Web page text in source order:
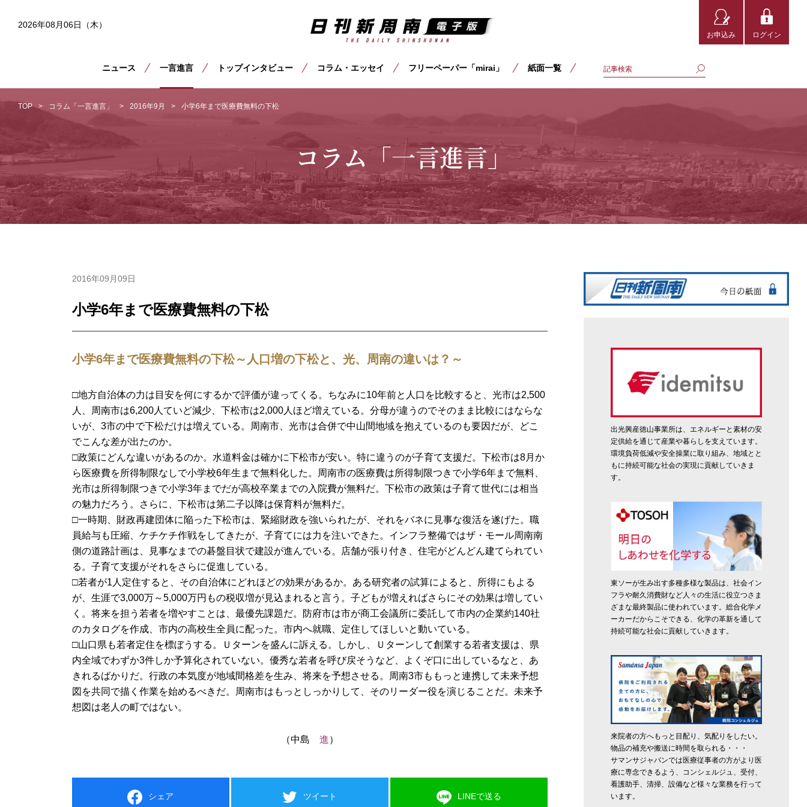
2026年08月06日（木）
お申込み ログイン
ニュース 一言進言 トップインタビュー コラム・エッセイ フリーペーパー「mirai」 紙面一覧
TOP コラム「一言進言」 2016年9月 小学6年まで医療費無料の下松
コラム「一言進言」
2016年09月09日
小学6年まで医療費無料の下松
小学6年まで医療費無料の下松～人口増の下松と、光、周南の違いは？～
□地方自治体の力は目安を何にするかで評価が違ってくる。ちなみに10年前と人口を比較すると、光市は2,500
人、周南市は6,200人ていど減少、下松市は2,000人ほど増えている。分母が違うのでそのまま比較にはならな
いが、3市の中で下松だけは増えている。周南市、光市は合併で中山間地域を抱えているのも要因だが、どこ
でこんな差が出たのか。
□政策にどんな違いがあるのか。水道料金は確かに下松市が安い。特に違うのが子育て支援だ。下松市は8月か
ら医療費を所得制限なしで小学校6年生まで無料化した。周南市の医療費は所得制限つきで小学6年まで無料、
光市は所得制限つきで小学3年までだが高校卒業までの入院費が無料だ。下松市の政策は子育て世代には相当
の魅力だろう。さらに、下松市は第二子以降は保育料が無料だ。
□一時期、財政再建団体に陥った下松市は、緊縮財政を強いられたが、それをバネに見事な復活を遂げた。職
員給与も圧縮、ケチケチ作戦をしてきたが、子育てには力を注いできた。インフラ整備ではザ・モール周南南
側の道路計画は、見事なまでの碁盤目状で建設が進んでいる。店舗が張り付き、住宅がどんどん建てられてい
る。子育て支援がそれをさらに促進している。
□若者が1人定住すると、その自治体にどれほどの効果があるか。ある研究者の試算によると、所得にもよる
が、生涯で3,000万～5,000万円もの税収増が見込まれると言う。子どもが増えればさらにその効果は増してい
く。将来を担う若者を増やすことは、最優先課題だ。防府市は市が商工会議所に委託して市内の企業約140社
のカタログを作成、市内の高校生全員に配った。市内へ就職、定住してほしいと動いている。
□山口県も若者定住を標ぼうする。Ｕターンを盛んに訴える。しかし、Ｕターンして創業する若者支援は、県
内全域でわずか3件しか予算化されていない。優秀な若者を呼び戻そうなど、よくぞ口に出しているなと、あ
きれるばかりだ。行政の本気度が地域間格差を生み、将来を予想させる。周南3市ももっと連携して未来予想
図を共同で描く作業を始めるべきだ。周南市はもっとしっかりして、そのリーダー役を演じることだ。未来予
想図は老人の町ではない。
（中島 進）
シェア ツイート LINEで送る
出光興産徳山事業所は、エネルギーと素材の安
定供給を通じて産業や暮らしを支えています。
環境負荷低減や安全操業に取り組み、地域とと
もに持続可能な社会の実現に貢献していきま
す。
東ソーが生み出す多種多様な製品は、社会イン
フラや耐久消費財など人々の生活に役立つさま
ざまな最終製品に使われています。総合化学メ
ーカーだからこそできる、化学の革新を通して
持続可能な社会に貢献していきます。
来院者の方へもっと目配り、気配りをしたい。
物品の補充や搬送に時間を取られる・・・
サマンサジャパンでは医療従事者の方がより医
療に専念できるよう、コンシェルジュ、受付、
看護助手、清掃、設備など様々な業務を行って
います。